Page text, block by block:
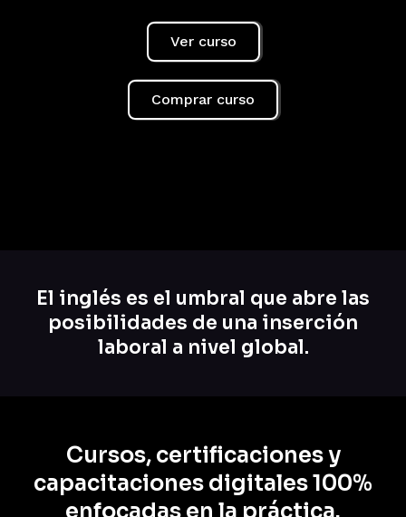
Ver curso
Comprar curso
El inglés es el umbral que abre las
posibilidades de una inserción
laboral a nivel global.
Cursos, certificaciones y
capacitaciones digitales 100%
enfocadas en la práctica.